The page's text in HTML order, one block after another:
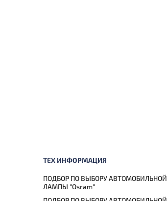
ТЕХ ИНФОРМАЦИЯ
ПОДБОР ПО ВЫБОРУ АВТОМОБИЛЬНОЙ
ЛАМПЫ "Osram"